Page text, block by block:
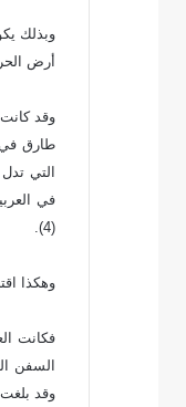
وبذلك
أرض
وقد
التي
في
(4).
وهكذا
فكانت
السفن
وقد بلغت